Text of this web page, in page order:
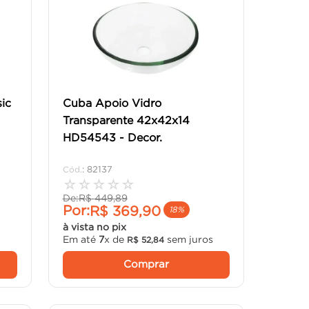
Cuba Apoio Vidro
Transparente 42x42x14
HD54543 - Decor.
: 82137
☆ ☆ ☆ ☆ ☆
De:R$ 449,89
Por:R$ 369,90 18%
à vista no pix
Em até 7x de R$ 52, 84sem juros
Comprar